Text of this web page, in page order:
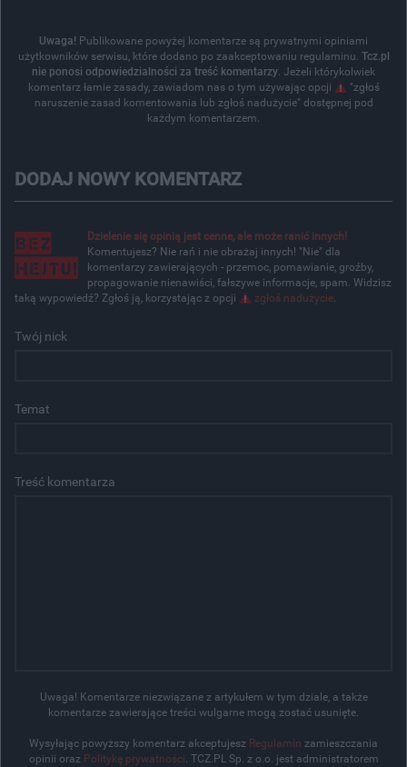
Uwaga! Publikowane powyżej komentarze są prywatnymi opiniami
użytkowników serwisu, które dodano po zaakceptowaniu regulaminu. Tcz.pl
nie ponosi odpowiedzialności za treść komentarzy. Jeżeli którykolwiek
komentarz łamie zasady, zawiadom nas o tym używając opcji
"zgłoś
naruszenie zasad komentowania lub zgłoś nadużycie" dostępnej pod
każdym komentarzem.
DODAJ NOWY KOMENTARZ
Dzielenie się opinią jest cenne, ale może ranić innych!
Komentujesz? Nie rań i nie obrażaj innych! "Nie" dla
komentarzy zawierających - przemoc, pomawianie, groźby,
propagowanie nienawiści, fałszywe informacje, spam. Widzisz
taką wypowiedź? Zgłoś ją, korzystając z opcji
zgłoś nadużycie.
Twój nick
Temat
Treść komentarza
Uwaga! Komentarze niezwiązane z artykułem w tym dziale, a także
komentarze zawierające treści wulgarne mogą zostać usunięte.
Wysyłając powyższy komentarz akceptujesz Regulamin zamieszczania
opinii oraz Politykę prywatności. TCZ.PL Sp. z o.o. jest administratorem